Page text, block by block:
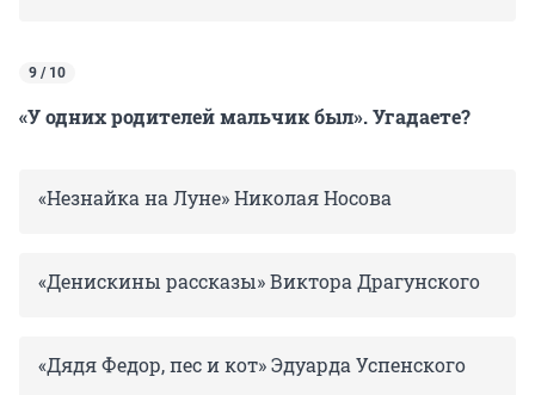
9 / 10
«У одних родителей мальчик был». Угадаете?
«Незнайка на Луне» Николая Носова
«Денискины рассказы» Виктора Драгунского
«Дядя Федор, пес и кот» Эдуарда Успенского